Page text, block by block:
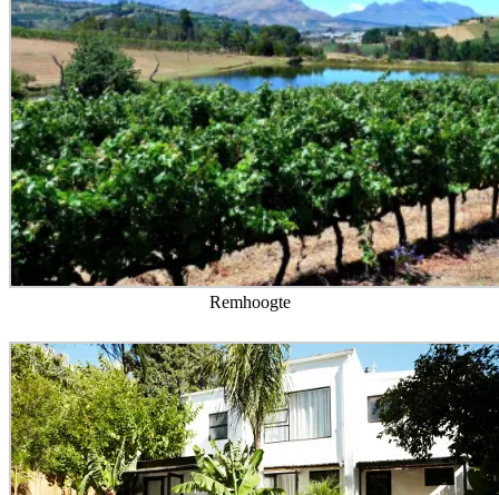
Remhoogte